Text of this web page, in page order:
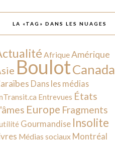
LA «TAG» DANS LES NUAGES
AfriqueAmérique
BoulotCanada
Dans les médias
Entrevues États
Europe Fragments
Gourmandise Insolite
Médias sociaux Montréal